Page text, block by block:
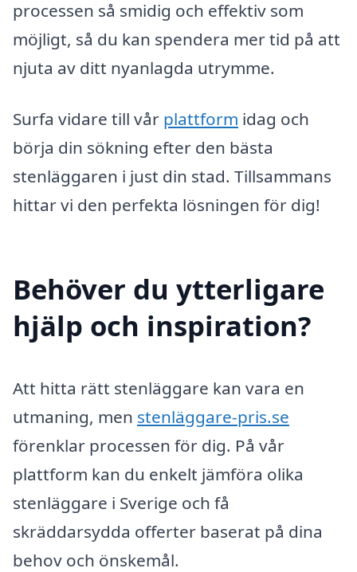
processen så smidig och effektiv som
möjligt, så du kan spendera mer tid på att
njuta av ditt nyanlagda utrymme.
Surfa vidare till vår plattform idag och
börja din sökning efter den bästa
stenläggaren i just din stad. Tillsammans
hittar vi den perfekta lösningen för dig!
Behöver du ytterligare
hjälp och inspiration?
Att hitta rätt stenläggare kan vara en
utmaning, men stenläggare-pris.se
förenklar processen för dig. På vår
plattform kan du enkelt jämföra olika
stenläggare i Sverige och få
skräddarsydda offerter baserat på dina
behov och önskemål.